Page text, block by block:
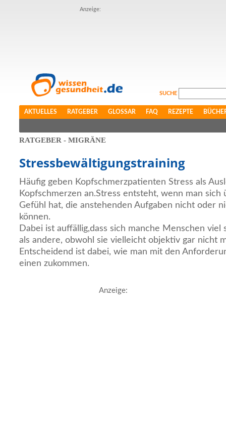
Anzeige:
SUCHE
AKTUELLES RATGEBER GLOSSAR FAQ REZEPTE
RATGEBER - MIGRÄNE
Stressbewältigungstraining
Häufig geben Kopfschmerzpatienten Stress als
Kopfschmerzen an.Stress entsteht, wenn man
Gefühl hat, die anstehenden Aufgaben nicht oder
können.
Dabei ist auffällig,dass sich manche Menschen
als andere, obwohl sie vielleicht objektiv gar nicht
Entscheidend ist dabei, wie man mit den
einen zukommen.
Anzeige: